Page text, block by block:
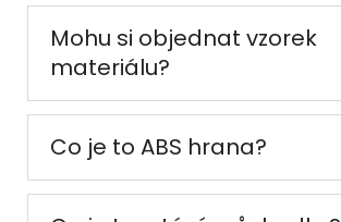
Mohu si objednat vzorek
materiálu?
Co je to ABS hrana?